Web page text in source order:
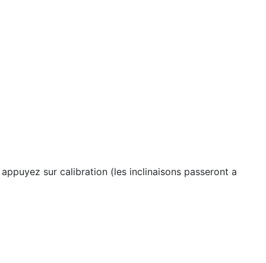
sur calibration (les inclinaisons passeront a